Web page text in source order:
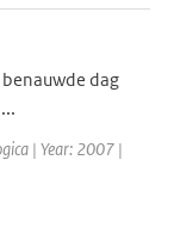
dag
| Year: 2007 |